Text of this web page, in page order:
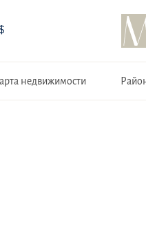
недвижимости